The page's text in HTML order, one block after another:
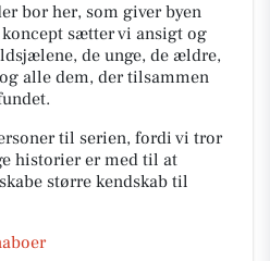
bor her, som giver byen
koncept sætter vi ansigt og
de unge, de ældre,
alle dem, der tilsammen
til serien, fordi vi tror
historier er med til at
større kendskab til